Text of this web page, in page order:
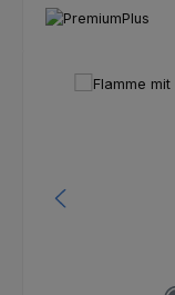
Bildergalerie